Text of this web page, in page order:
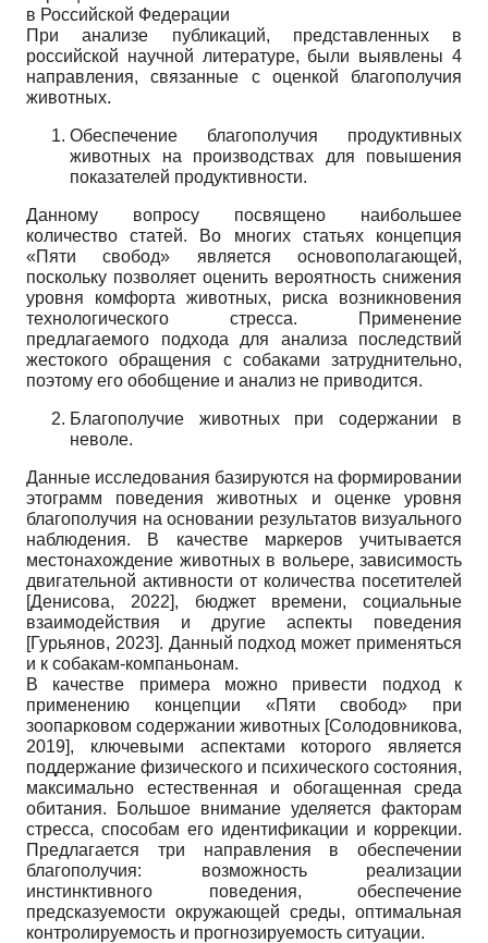
в Российской Федерации
При анализе публикаций, представленных в
российской научной литературе, были выявлены 4
направления, связанные с оценкой благополучия
животных.
Обеспечение благополучия продуктивных
животных на производствах для повышения
показателей продуктивности.
Данному вопросу посвящено наибольшее
количество статей. Во многих статьях концепция
«Пяти свобод» является основополагающей,
поскольку позволяет оценить вероятность снижения
уровня комфорта животных, риска возникновения
технологического стресса. Применение
предлагаемого подхода для анализа последствий
жестокого обращения с собаками затруднительно,
поэтому его обобщение и анализ не приводится.
Благополучие животных при содержании в
неволе.
Данные исследования базируются на формировании
этограмм поведения животных и оценке уровня
благополучия на основании результатов визуального
наблюдения. В качестве маркеров учитывается
местонахождение животных в вольере, зависимость
двигательной активности от количества посетителей
[Денисова, 2022], бюджет времени, социальные
взаимодействия и другие аспекты поведения
[Гурьянов, 2023]. Данный подход может применяться
и к собакам-компаньонам.
В качестве примера можно привести подход к
применению концепции «Пяти свобод» при
зоопарковом содержании животных [Солодовникова,
2019], ключевыми аспектами которого является
поддержание физического и психического состояния,
максимально естественная и обогащенная среда
обитания. Большое внимание уделяется факторам
стресса, способам его идентификации и коррекции.
Предлагается три направления в обеспечении
благополучия: возможность реализации
инстинктивного поведения, обеспечение
предсказуемости окружающей среды, оптимальная
контролируемость и прогнозируемость ситуации.